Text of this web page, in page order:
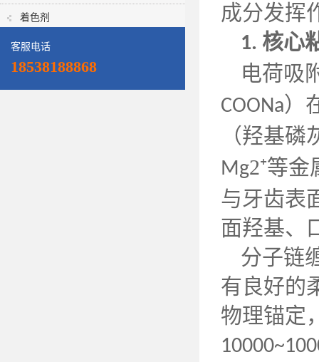
着色剂
客服电话
18538188868
成分发挥
1. 核心
电荷吸
COONa）
（羟基
Mg2⁺等
与牙齿表
面羟基、
分子链
有良好的
物理锚定